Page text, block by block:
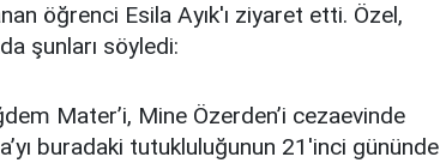
öğrenci Esila Ayık'ı ziyaret etti. Özel,
şunları söyledi:
Mater’i, Mine Özerden’i cezaevinde
buradaki tutukluluğunun 21'inci gününde